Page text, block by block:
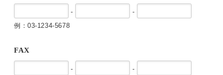
-
-
例：03-1234-5678
FAX
-
-